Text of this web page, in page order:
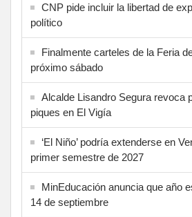
CNP pide incluir la libertad de
político
Finalmente carteles de la Feria
próximo sábado
Alcalde Lisandro Segura revoca
piques en El Vigía
‘El Niño’ podría extenderse en
primer semestre de 2027
MinEducación anuncia que año
14 de septiembre